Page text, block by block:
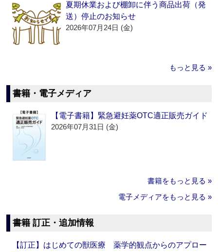
夏期休業および棚卸に伴う商品出荷（発
送）停止のお知らせ
2026年07月24日 (金)
もっと見る »
書籍・電子メディア
【電子書籍】緊急避妊薬OTC適正販売ガイド
2026年07月31日 (金)
書籍をもっと見る »
電子メディアをもっと見る »
書籍 訂正・追加情報
【訂正】はじめての獣医療 薬学的観点からのアプロー